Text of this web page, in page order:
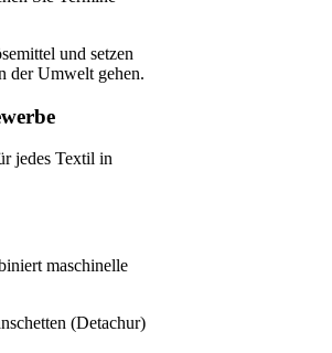
und setzen
der Umwelt gehen.
jedes Textil in
maschinelle
(Detachur)